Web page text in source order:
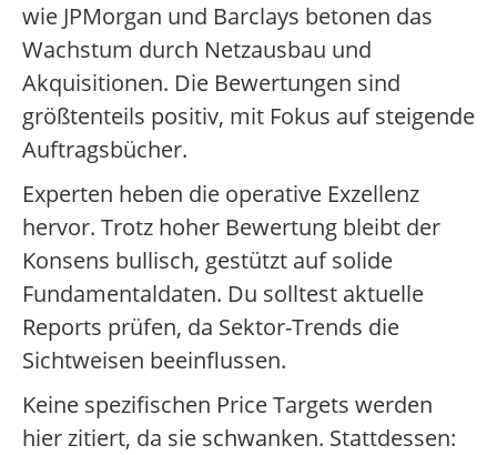
wie JPMorgan und Barclays betonen das
Wachstum durch Netzausbau und
Akquisitionen. Die Bewertungen sind
größtenteils positiv, mit Fokus auf steigende
Auftragsbücher.
Experten heben die operative Exzellenz
hervor. Trotz hoher Bewertung bleibt der
Konsens bullisch, gestützt auf solide
Fundamentaldaten. Du solltest aktuelle
Reports prüfen, da Sektor-Trends die
Sichtweisen beeinflussen.
Keine spezifischen Price Targets werden
hier zitiert, da sie schwanken. Stattdessen: